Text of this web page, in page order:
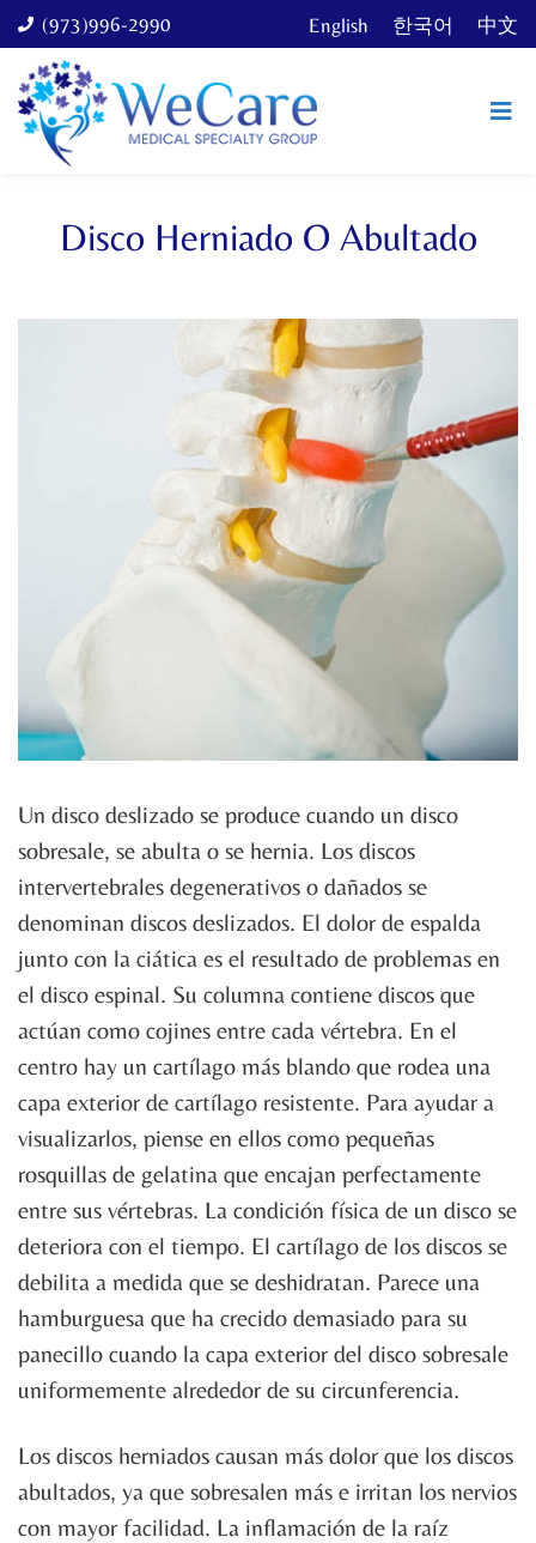
(973)996-2990 English 한국어 中文
Disco Herniado O Abultado
Un disco deslizado se produce cuando un disco
sobresale, se abulta o se hernia. Los discos
intervertebrales degenerativos o dañados se
denominan discos deslizados. El dolor de espalda
junto con la ciática es el resultado de problemas en
el disco espinal. Su columna contiene discos que
actúan como cojines entre cada vértebra. En el
centro hay un cartílago más blando que rodea una
capa exterior de cartílago resistente. Para ayudar a
visualizarlos, piense en ellos como pequeñas
rosquillas de gelatina que encajan perfectamente
entre sus vértebras. La condición física de un disco se
deteriora con el tiempo. El cartílago de los discos se
debilita a medida que se deshidratan. Parece una
hamburguesa que ha crecido demasiado para su
panecillo cuando la capa exterior del disco sobresale
uniformemente alrededor de su circunferencia.
Los discos herniados causan más dolor que los discos
abultados, ya que sobresalen más e irritan los nervios
con mayor facilidad. La inflamación de la raíz